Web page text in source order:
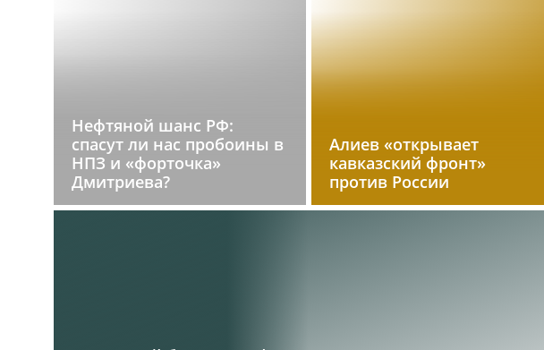
Нефтяной шанс РФ:
спасут ли нас пробоины в
НПЗ и «форточка»
Дмитриева?
Алиев «открывает
кавказский фронт»
против России